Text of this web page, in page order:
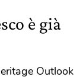
è già
Outlook